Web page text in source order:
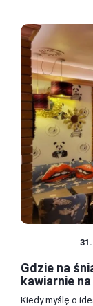
Gdzie na
kawiarnie
Kiedy myślę o